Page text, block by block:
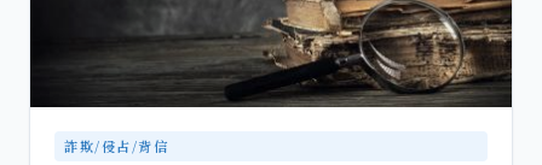
詐欺/侵占/背信